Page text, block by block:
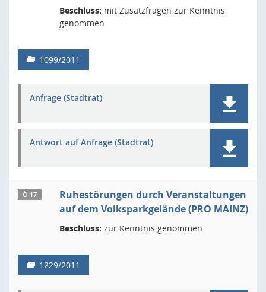
Beschluss: mit Zusatzfragen zur Kenntnis
genommen
1099/2011
Anfrage (Stadtrat)
Antwort auf Anfrage (Stadtrat)
Ö 17
Ruhestörungen durch Veranstaltungen
auf dem Volksparkgelände (PRO MAINZ)
Beschluss: zur Kenntnis genommen
1229/2011